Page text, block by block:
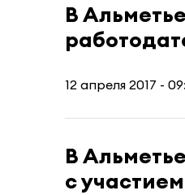
В
12 апреля 2017 -
В
с